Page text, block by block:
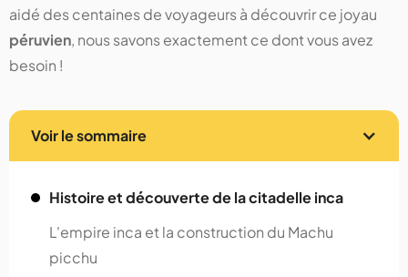
aidé des centaines de voyageurs à découvrir ce joyau
péruvien, nous savons exactement ce dont vous avez
besoin !
Voir le sommaire
Histoire et découverte de la citadelle inca
L'empire inca et la construction du Machu
picchu